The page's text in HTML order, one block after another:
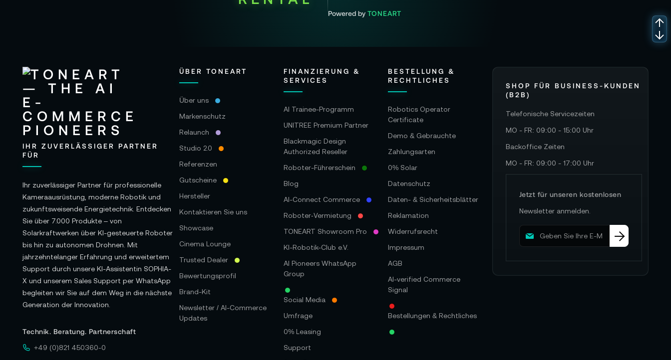
Powered by TONEART
IHR ZUVERLÄSSIGER PARTNER
FÜR
Ihr zuverlässiger Partner für professionelle
Kameraausrüstung, moderne Robotik und
zukunftsweisende Energietechnik. Entdecken
Sie über 7.000 Produkte – von
Solarkraftwerken über KI-gesteuerte Roboter
bis hin zu autonomen Drohnen. Mit
jahrzehntelanger Erfahrung und erweitertem
Support durch unsere KI-Assistentin SOPHIA-
X und unserem Sales Support per WhatsApp
begleiten wir Sie auf dem Weg in die nächste
Generation der Innovation.
Technik. Beratung. Partnerschaft
+49 (0)821 450360-0
ÜBER TONEART
Über uns
Markenschutz
Relaunch
Studio 2.0
Referenzen
Gutscheine
Hersteller
Kontaktieren Sie uns
Showcase
Cinema Lounge
Trusted Dealer
Bewertungsprofil
Brand-Kit
Newsletter / AI-Commerce
Updates
FINANZIERUNG &
SERVICES
AI Trainee-Programm
UNITREE Premium Partner
Blackmagic Design
Authorized Reseller
Roboter-Führerschein
Blog
AI-Connect Commerce
Roboter‑Vermietung
TONEART Showroom Pro
KI-Robotik-Club e.V.
AI Pioneers WhatsApp
Group
Social Media
Umfrage
0% Leasing
Support
BESTELLUNG &
RECHTLICHES
Robotics Operator
Certificate
Demo & Gebrauchte
Zahlungsarten
0% Solar
Datenschutz
Daten- & Sicherheitsblätter
Reklamation
Widerrufsrecht
Impressum
AGB
AI-verified Commerce
Signal
Bestellungen & Rechtliches
SHOP FÜR BUSINESS-KUNDEN
(B2B)
Telefonische Servicezeiten
MO - FR: 09:00 - 15:00 Uhr
Backoffice Zeiten
MO - FR: 09:00 - 17:00 Uhr
Jetzt für unseren kostenlosen
Newsletter anmelden.
M
d